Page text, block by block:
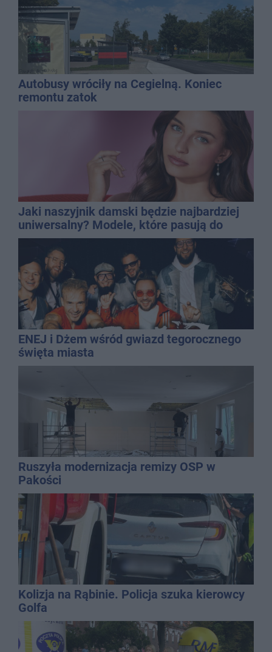
Autobusy wróciły na Cegielną. Koniec
remontu zatok
Jaki naszyjnik damski będzie najbardziej
uniwersalny? Modele, które pasują do
wielu stylizacji
ENEJ i Dżem wśród gwiazd tegorocznego
święta miasta
Ruszyła modernizacja remizy OSP w
Pakości
Kolizja na Rąbinie. Policja szuka kierowcy
Golfa